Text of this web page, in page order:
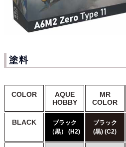
塗料
COLOR
AQUE
HOBBY
MR
COLOR
BLACK
ブラック
（黒） (H2)
ブラック
(黒) (C2)